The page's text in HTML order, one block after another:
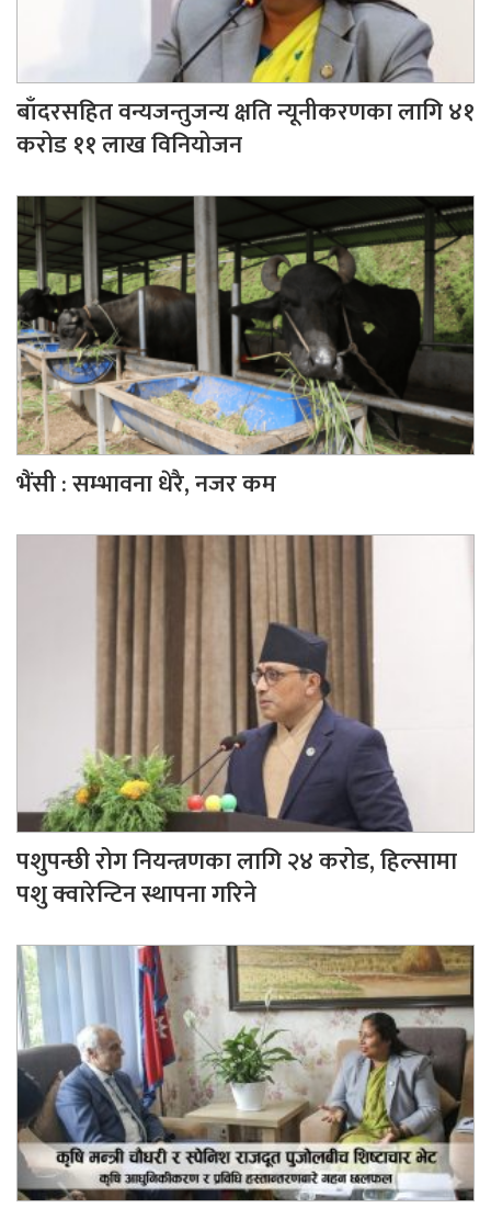
बाँदरसहित वन्यजन्तुजन्य क्षति न्यूनीकरणका लागि ४१
करोड ११ लाख विनियोजन
भैंसी : सम्भावना धेरै, नजर कम
पशुपन्छी रोग नियन्त्रणका लागि २४ करोड, हिल्सामा
पशु क्वारेन्टिन स्थापना गरिने